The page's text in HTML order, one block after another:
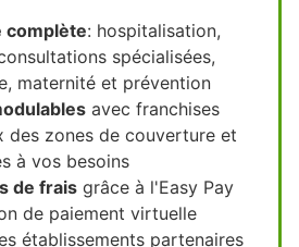
complète: hospitalisation,
spécialisées,
maternité et prévention
avec franchises
des zones de couverture et
à vos besoins
de frais grâce à l'Easy Pay
de paiement virtuelle
établissements partenaires